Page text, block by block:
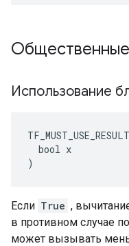
Использование
TF_MUST_USE_RESULT
  bool x
)
Если True ,
в противном случае
может вызывать